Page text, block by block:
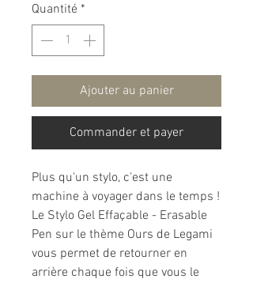
Quantité *
Ajouter au panier
Commander et payer
Plus qu'un stylo, c'est une
machine à voyager dans le temps !
Le Stylo Gel Effaçable - Erasable
Pen sur le thème Ours de Legami
vous permet de retourner en
arrière chaque fois que vous le